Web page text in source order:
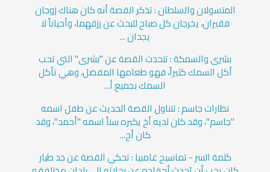
المتسولان والسلطان : تذكر القصة أنه كان هناك زوجان
فقيران، يخرجان كل صباح للبحث عن رزقهما، وأحياناً لا
يجدان ...
بشرى والسمكة : تتحدث القصة عن "بشرى" التي تحب
أكل السمك كثيراً، فهو طعامها المفضل، وهي تأكل
السمك بجميع أ...
نظارات جاسم : تتناول القصة الحديث عن طفل اسمه
"جاسم"، وقد كان لديه أخ يكبره سناً اسمه "أحمد"، وقد
كان أح...
كلمة السر - تماسيح غامبيا : تحكي القصة عن جد طيار